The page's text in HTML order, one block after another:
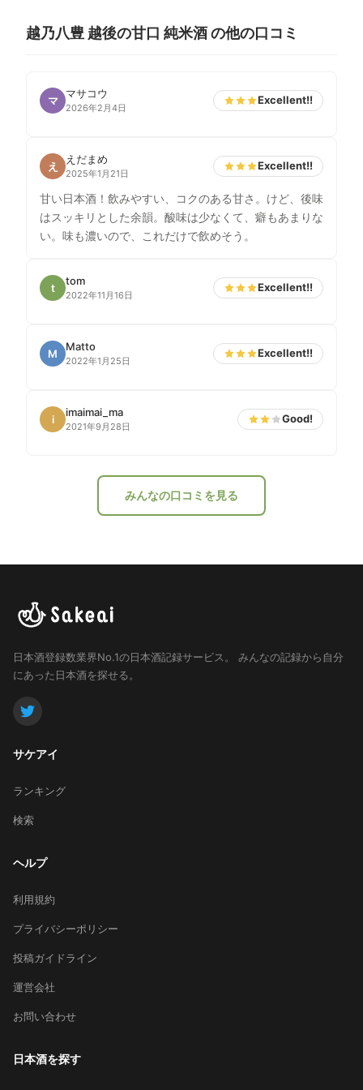
越乃八豊 越後の甘口 純米酒 の他の口コミ
マ
マサコウ
2026年2月4日
Excellent!!
え
えだまめ
2025年1月21日
Excellent!!
甘い日本酒！飲みやすい、コクのある甘さ。けど、後味
はスッキリとした余韻。酸味は少なくて、癖もあまりな
い。味も濃いので、これだけで飲めそう。
t
tom
2022年11月16日
Excellent!!
M
Matto
2022年1月25日
Excellent!!
i
imaimai_ma
2021年9月28日
Good!
みんなの口コミを見る
日本酒登録数業界No.1の日本酒記録サービス。
みんなの記録から自分
にあった日本酒を探せる。
サケアイ
ランキング
検索
ヘルプ
利用規約
プライバシーポリシー
投稿ガイドライン
運営会社
お問い合わせ
日本酒を探す